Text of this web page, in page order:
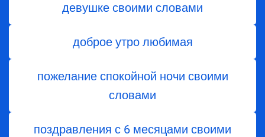
девушке своими словами
доброе утро любимая
пожелание спокойной ночи своими
словами
поздравления с 6 месяцами своими